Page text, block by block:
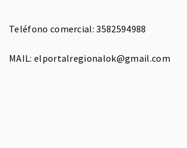
Teléfono comercial: 3582594988
MAIL: elportalregionalok@gmail.com